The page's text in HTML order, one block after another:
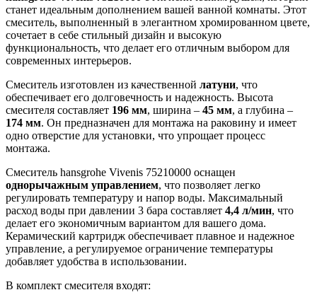
станет идеальным дополнением вашей ванной комнаты. Этот
смеситель, выполненный в элегантном хромированном цвете,
сочетает в себе стильный дизайн и высокую
функциональность, что делает его отличным выбором для
современных интерьеров.
Смеситель изготовлен из качественной латуни, что
обеспечивает его долговечность и надежность. Высота
смесителя составляет 196 мм, ширина – 45 мм, а глубина –
174 мм. Он предназначен для монтажа на раковину и имеет
одно отверстие для установки, что упрощает процесс
монтажа.
Смеситель hansgrohe Vivenis 75210000 оснащен
однорычажным управлением, что позволяет легко
регулировать температуру и напор воды. Максимальный
расход воды при давлении 3 бара составляет 4,4 л/мин, что
делает его экономичным вариантом для вашего дома.
Керамический картридж обеспечивает плавное и надежное
управление, а регулируемое ограничение температуры
добавляет удобства в использовании.
В комплект смесителя входят: